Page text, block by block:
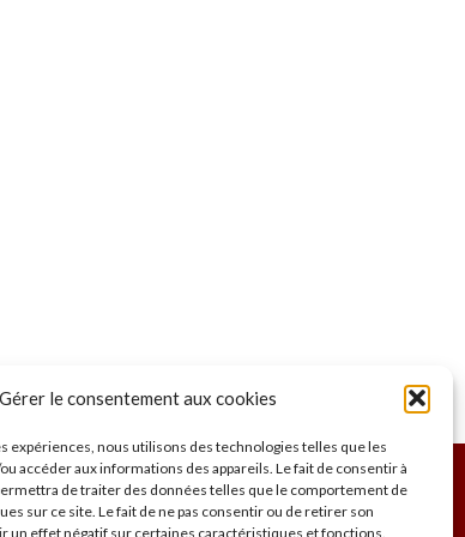
Gérer le consentement aux cookies
expériences, nous utilisons des technologies telles que les
accéder aux informations des appareils. Le fait de consentir à
de traiter des données telles que le comportement de
sur ce site. Le fait de ne pas consentir ou de retirer son
un effet négatif sur certaines caractéristiques et fonctions.